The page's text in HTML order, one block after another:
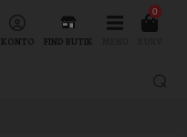
KONTO FIND BUTIK
0